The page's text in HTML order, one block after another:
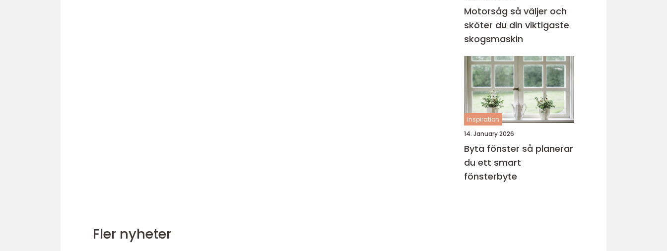
Motorsåg så väljer och
sköter du din viktigaste
skogsmaskin
inspiration
14. January 2026
Byta fönster så planerar
du ett smart
fönsterbyte
Fler nyheter